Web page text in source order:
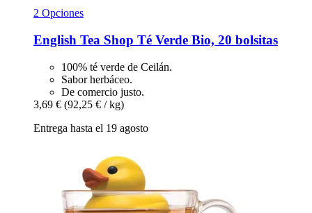
2 Opciones
English Tea Shop Té Verde Bio, 20 bolsitas
100% té verde de Ceilán.
Sabor herbáceo.
De comercio justo.
3,69 € (92,25 € / kg)
Entrega hasta el 19 agosto